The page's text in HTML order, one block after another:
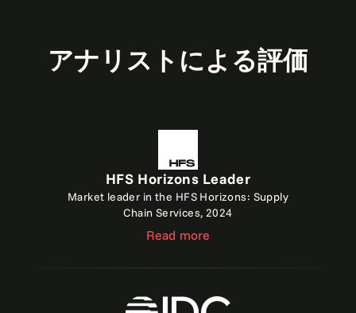
アナリストによる評価
HFS Horizons Leader
Market leader in the HFS Horizons: Supply
Chain Services, 2024
Read more